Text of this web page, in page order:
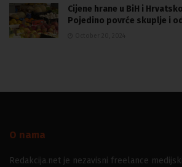
Cijene hrane u BiH i
Pojedino povrće skuplje i
O nama
Redakcija.net je nezavisni freelance